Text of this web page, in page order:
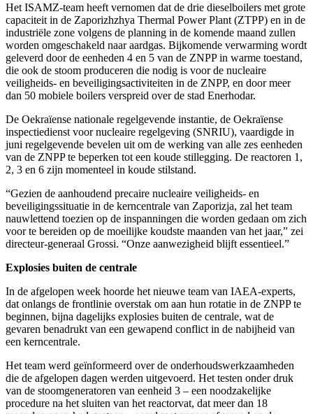
Het ISAMZ-team heeft vernomen dat de drie dieselboilers met grote
capaciteit in de Zaporizhzhya Thermal Power Plant (ZTPP) en in de
industriële zone volgens de planning in de komende maand zullen
worden omgeschakeld naar aardgas. Bijkomende verwarming wordt
geleverd door de eenheden 4 en 5 van de ZNPP in warme toestand,
die ook de stoom produceren die nodig is voor de nucleaire
veiligheids- en beveiligingsactiviteiten in de ZNPP, en door meer
dan 50 mobiele boilers verspreid over de stad Enerhodar.
De Oekraïense nationale regelgevende instantie, de Oekraïense
inspectiedienst voor nucleaire regelgeving (SNRIU), vaardigde in
juni regelgevende bevelen uit om de werking van alle zes eenheden
van de ZNPP te beperken tot een koude stillegging. De reactoren 1,
2, 3 en 6 zijn momenteel in koude stilstand.
“Gezien de aanhoudend precaire nucleaire veiligheids- en
beveiligingssituatie in de kerncentrale van Zaporizja, zal het team
nauwlettend toezien op de inspanningen die worden gedaan om zich
voor te bereiden op de moeilijke koudste maanden van het jaar,” zei
directeur-generaal Grossi. “Onze aanwezigheid blijft essentieel.”
Explosies buiten de centrale
In de afgelopen week hoorde het nieuwe team van IAEA-experts,
dat onlangs de frontlinie overstak om aan hun rotatie in de ZNPP te
beginnen, bijna dagelijks explosies buiten de centrale, wat de
gevaren benadrukt van een gewapend conflict in de nabijheid van
een kerncentrale.
Het team werd geïnformeerd over de onderhoudswerkzaamheden
die de afgelopen dagen werden uitgevoerd. Het testen onder druk
van de stoomgeneratoren van eenheid 3 – een noodzakelijke
procedure na het sluiten van het reactorvat, dat meer dan 18